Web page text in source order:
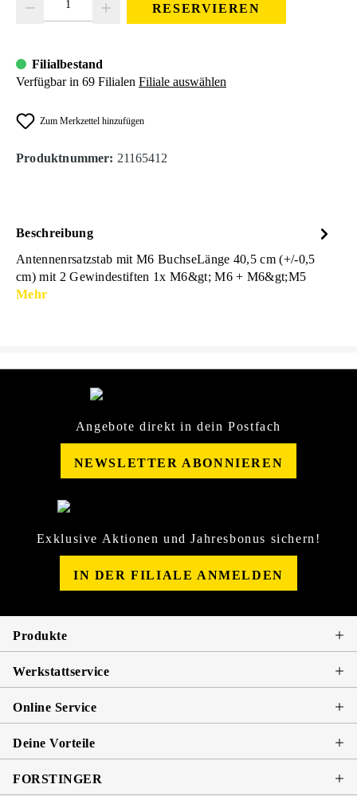
RESERVIEREN
Filialbestand
Verfügbar in 69 Filialen Filiale auswählen
Zum Merkzettel hinzufügen
Produktnummer: 21165412
Beschreibung
Antennenrsatzstab mit M6 BuchseLänge 40,5 cm (+/-0,5
cm) mit 2 Gewindestiften 1x M6&gt; M6 + M6&gt;M5
Mehr
Angebote direkt in dein Postfach
NEWSLETTER ABONNIEREN
Exklusive Aktionen und Jahresbonus sichern!
IN DER FILIALE ANMELDEN
Produkte
Werkstattservice
Online Service
Deine Vorteile
FORSTINGER